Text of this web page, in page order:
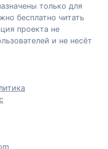
только для
бесплатно читать
проекта не
и не несёт